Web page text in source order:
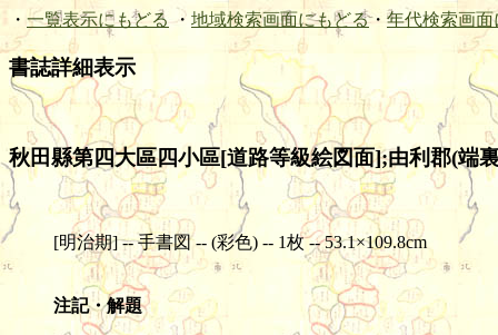
・ 一覧表示にもどる ・ 地域検索画面にもどる・ 年代検索画面
書誌詳細表示
秋田縣第四大區四小區[道路等級絵図面];由利郡(端
[明治期] -- 手書図 -- (彩色) -- 1枚 -- 53.1×109.8cm
注記・解題